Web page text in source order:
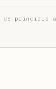
de